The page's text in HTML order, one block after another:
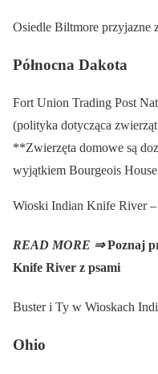
Osiedle Biltmore przyjazne
Północna Dakota
Fort Union Trading Post
(polityka dotycząca
**Zwierzęta domowe są
wyjątkiem Bourgeois
Wioski Indian Knife River
READ MORE ⇒Poznaj
Knife River z psami
Buster i Ty w Wioskach
Ohio